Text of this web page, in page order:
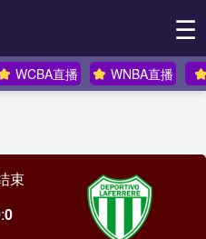
☰
WCBA直播 WNBA直播
束
:0